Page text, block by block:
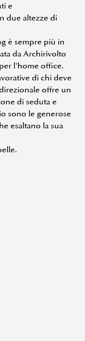
e
due altezze di
è sempre più in
da Archirivolto
l'home office.
di chi deve
offre un
di seduta e
sono le generose
esaltano la sua